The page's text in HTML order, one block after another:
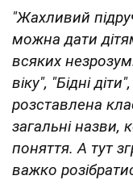
"Жахливий
можна дати
всяких
віку", "Бідні
розставлена
загальні назви,
поняття. А тут
важко